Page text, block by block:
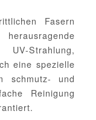
Fasern
UV-Strahlung,
eine spezielle
schmutz- und
Reinigung